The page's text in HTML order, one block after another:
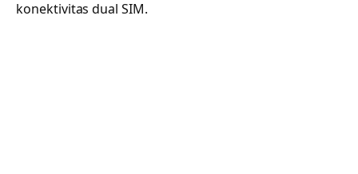
konektivitas dual SIM.